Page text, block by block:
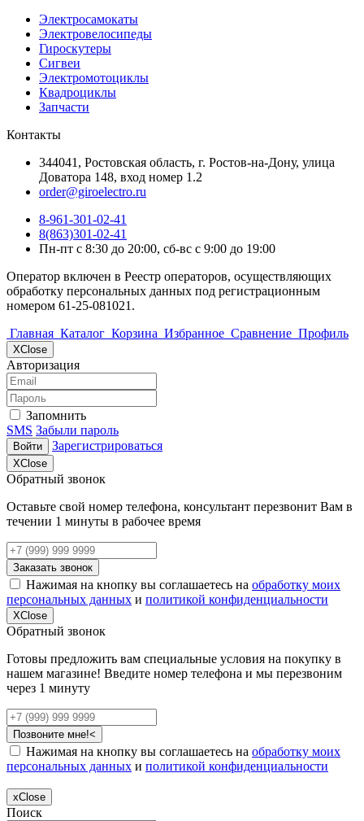
Электросамокаты
Электровелосипеды
Гироскутеры
Сигвеи
Электромотоциклы
Квадроциклы
Запчасти
Контакты
344041, Ростовская область, г. Ростов-на-Дону, улица
Доватора 148, вход номер 1.2
order@giroelectro.ru
8-961-301-02-41
8(863)301-02-41
Пн-пт с 8:30 до 20:00, сб-вс с 9:00 до 19:00
Оператор включен в Реестр операторов, осуществляющих
обработку персональных данных под регистрационным
номером 61-25-081021.
Главная Каталог Корзина Избранное Сравнение Профиль
XClose
Авторизация
Запомнить
SMS Забыли пароль
Войти Зарегистрироваться
XClose
Обратный звонок
Оставьте свой номер телефона, консультант перезвонит Вам в
течении 1 минуты в рабочее время
Заказать звонок
Нажимая на кнопку вы соглашаетесь на обработку моих
персональных данных и политикой конфиденциальности
XClose
Обратный звонок
Готовы предложить вам специальные условия на покупку в
нашем магазине! Введите номер телефона и мы перезвоним
через 1 минуту
Позвоните мне!<
Нажимая на кнопку вы соглашаетесь на обработку моих
персональных данных и политикой конфиденциальности
xClose
Поиск